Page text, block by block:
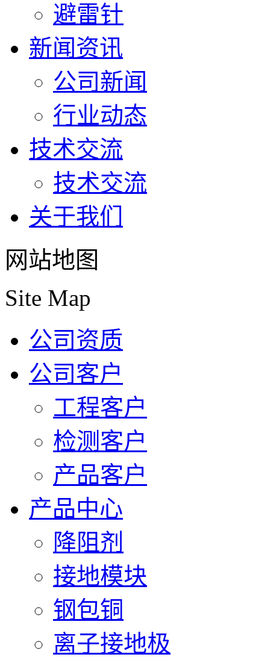
避雷针
新闻资讯
公司新闻
行业动态
技术交流
技术交流
关于我们
网站地图
Site Map
公司资质
公司客户
工程客户
检测客户
产品客户
产品中心
降阻剂
接地模块
钢包铜
离子接地极